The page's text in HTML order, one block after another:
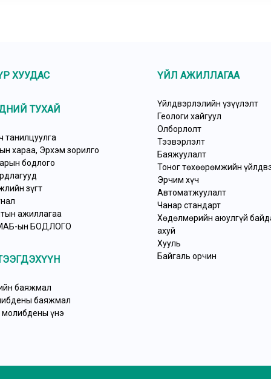
ХУУДАС
ТУХАЙ
танилцуулга
хараа, Эрхэм зорилго
бодлого
зүгт
ажиллагаа
ын БОДЛОГО
баяжмал
баяжмал
молибдены үнэ
ҮЙЛ АЖИЛЛАГАА
Үйлдвэрлэлийн үзүүлэлт
Геологи хайгуул
Олборлолт
Тээвэрлэлт
Баяжуулалт
Тоног төхөөрөмжийн
Эрчим хүч
Автоматжуулалт
Чанар стандарт
Хөдөлмөрийн аюулгүй
ахуй
Хууль
Байгаль орчин